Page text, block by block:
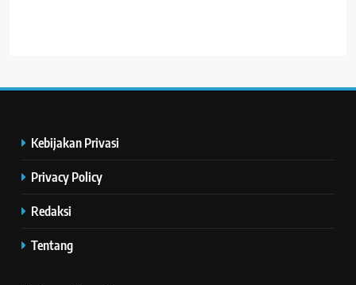
Kebijakan Privasi
Privacy Policy
Redaksi
Tentang